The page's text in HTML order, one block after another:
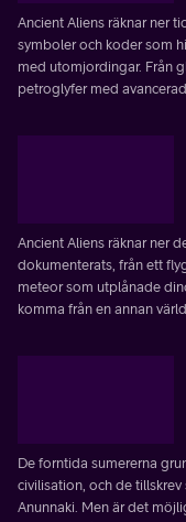
Ancient Aliens räknar ner
symboler och koder som
med utomjordingar. Från
petroglyfer med
Ancient Aliens räknar ner
dokumenterats, från ett
meteor som utplånade
komma från en annan
De forntida sumererna
civilisation, och de
Anunnaki. Men är det